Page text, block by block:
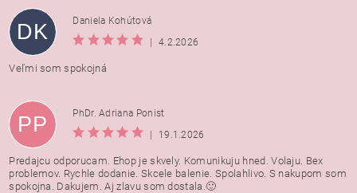
DK
Daniela Kohútová
|
4.2.2026
Veľmi som spokojná
PP
PhDr. Adriana Ponist
|
19.1.2026
Predajcu odporucam. Ehop je skvely. Komunikuju hned. Volaju. Bex
problemov. Rychle dodanie. Skcele balenie. Spolahlivo. S nakupom som
spokojna. Dakujem. Aj zlavu som dostala.🙂